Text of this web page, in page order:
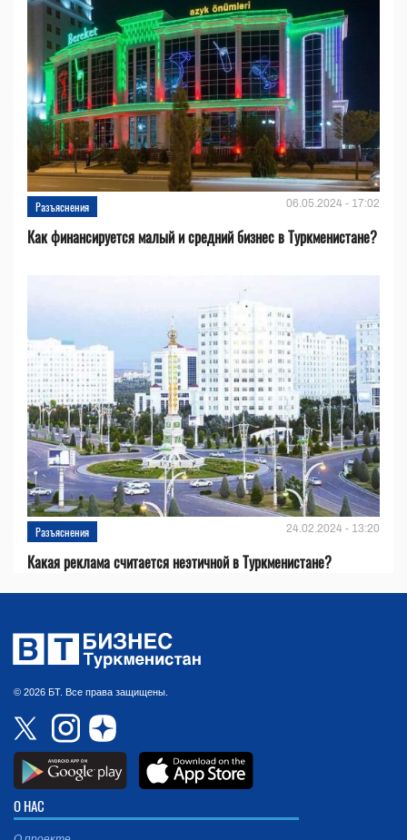
Разъяснения 06.05.2024 - 17:02
Как финансируется малый и средний бизнес в Туркменистане?
Разъяснения 24.02.2024 - 13:20
Какая реклама считается неэтичной в Туркменистане?
© 2026 БТ. Все права защищены.
О НАС